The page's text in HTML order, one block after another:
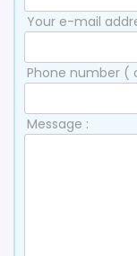
Your e-mail
Phone number (
Message :